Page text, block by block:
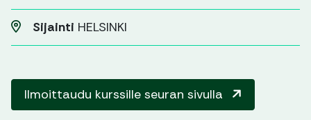
Sijainti HELSINKI
Ilmoittaudu kurssille seuran sivulla